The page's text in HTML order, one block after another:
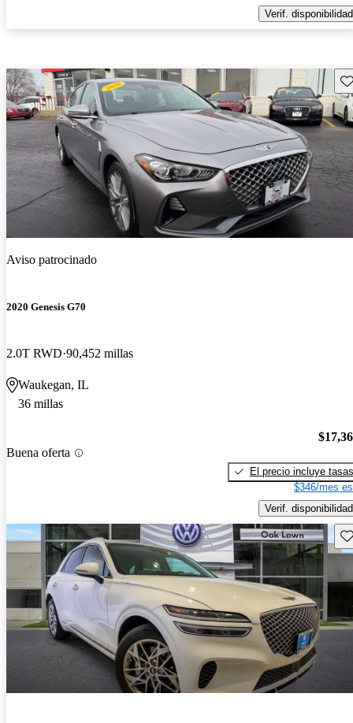
Verif. disponibilidad
Aviso patrocinado
2020 Genesis G70
2.0T RWD 90,452 millas
Waukegan, IL
36 millas
Buena oferta
El precio incluye tasas
$346/mes
Verif. disponibilidad